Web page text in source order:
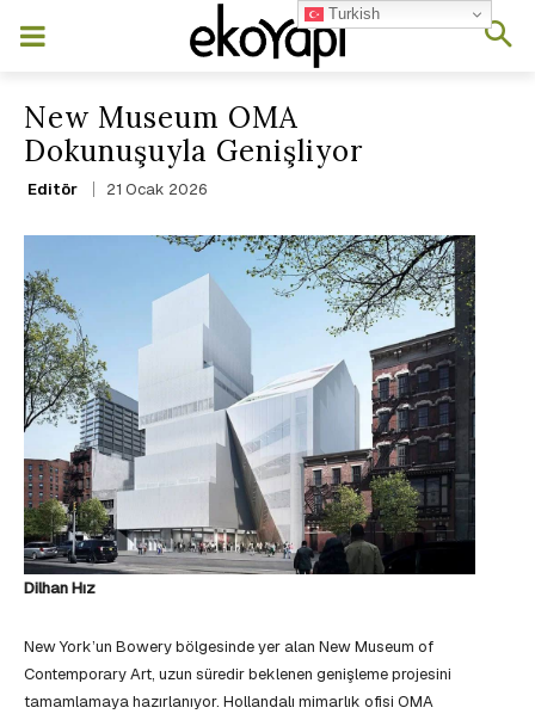
New Museum OMA
Dokunuşuyla Genişliyor
Editör 21 Ocak 2026
Dilhan Hız
New York’un Bowery bölgesinde yer alan New Museum of
Contemporary Art, uzun süredir beklenen genişleme projesini
tamamlamaya hazırlanıyor. Hollandalı mimarlık ofisi OMA
Turkish